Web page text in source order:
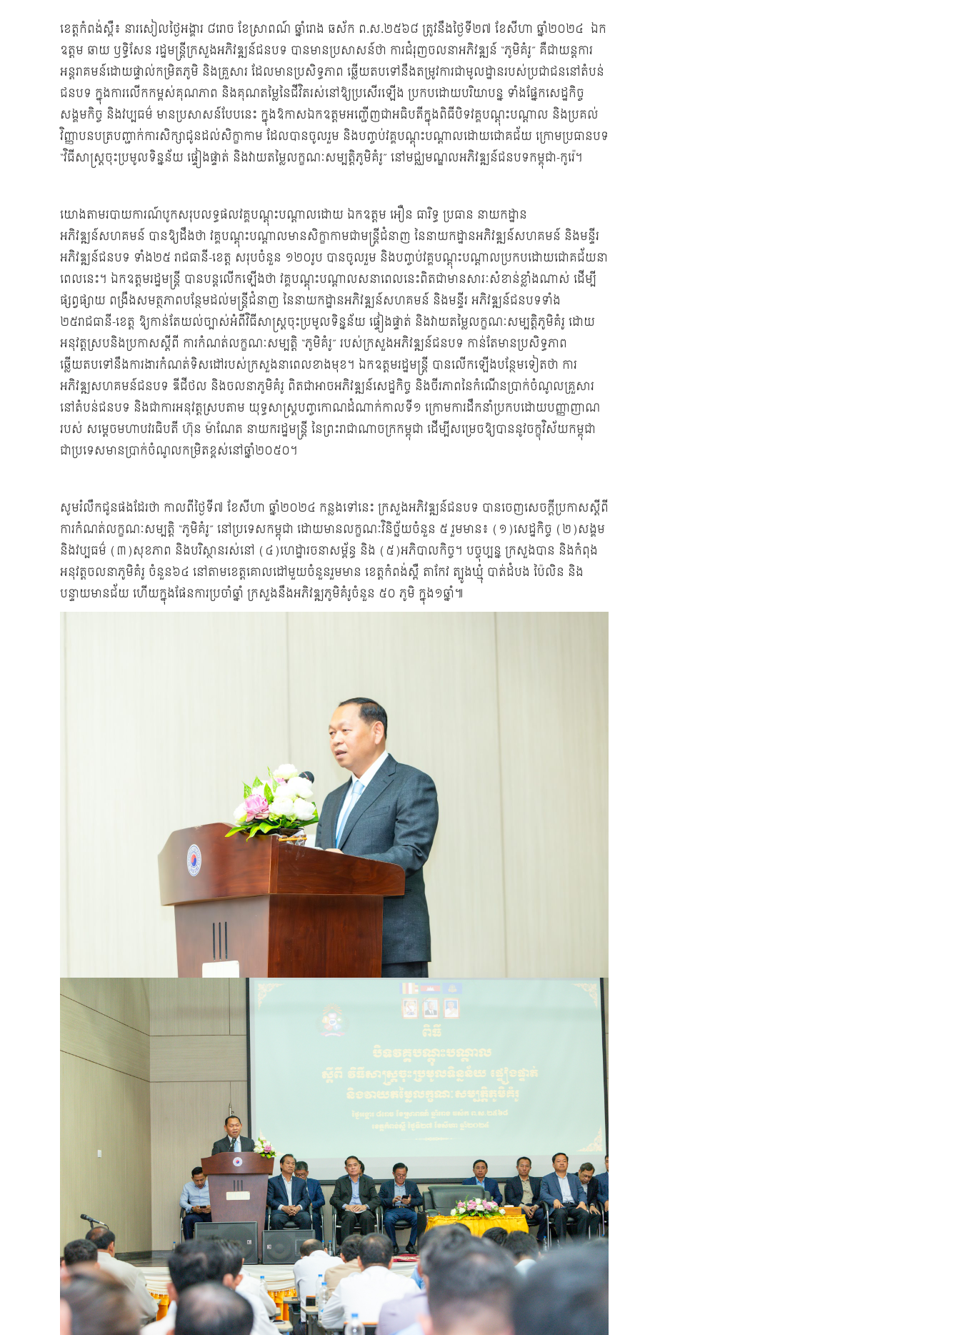
ខេត្តកំពង់ស្ពឺ៖ នារសៀលថ្ងៃអង្គារ ៨រោច ខែស្រាពណ៍ ឆ្នាំរោង ឆស័ក ព.ស.២៥៦៨ ត្រូវនឹងថ្ងៃទី២៧ ខែសីហា ឆ្នាំ២០២៤ ឯក
ឧត្តម ឆាយ ឫទ្ធិសែន រដ្ឋមន្រ្ដីក្រសួងអភិវឌ្ឍន៍ជនបទ បានមានប្រសាសន៍ថា ការជំរុញចលនាអភិវឌ្ឍន៍ “ភូមិគំរូ” គឺជាយន្តការ
អន្តរាគមន៍ដោយផ្ទាល់កម្រិតភូមិ និងគ្រួសារ ដែលមានប្រសិទ្ធភាព ឆ្លើយតបទៅនឹងតម្រូវការជាមូលដ្ឋានរបស់ប្រជាជននៅតំបន់
ជនបទ ក្នុងការលើកកម្ពស់គុណភាព និងគុណតម្លៃនៃជីវិតរស់នៅឱ្យប្រសើរឡើង ប្រកបដោយបរិយាបន្ន ទាំងផ្នែកសេដ្ឋកិច្ច
សង្គមកិច្ច និងវប្បធម៌ មានប្រសាសន៍បែបនេះ ក្នុងឱកាសឯកឧត្តមអញ្ជើញជាអធិបតីក្នុងពិធីបិទវគ្គបណ្ដុះបណ្ដាល និងប្រគល់
វិញ្ញាបនបត្របញ្ជាក់ការសិក្សាជូនដល់សិក្ខាកាម ដែលបានចូលរួម និងបញ្ចប់វគ្គបណ្ដុះបណ្ដាលដោយជោគជ័យ ក្រោមប្រធានបទ
“វិធីសាស្រ្តចុះប្រមូលទិន្នន័យ ផ្ទៀងផ្ទាត់ និងវាយតម្លៃលក្ខណៈសម្បតិ្តភូមិគំរូ” នៅមជ្ឈមណ្ឌលអភិវឌ្ឍន៍ជនបទកម្ពុជា-កូរ៉េ។
យោងតាមរបាយការណ៍បូកសរុបលទ្ធផលវគ្គបណ្ដុះបណ្ដាលដោយ ឯកឧត្ដម អឿន ធារិទ្ធ ប្រធាន នាយកដ្ឋាន
អភិវឌ្ឍន៍សហគមន៍ បានឱ្យដឹងថា វគ្គបណ្ដុះបណ្ដាលមានសិក្ខាកាមជាមន្ដ្រីជំនាញ នៃនាយកដ្ឋានអភិវឌ្ឍន៍សហគមន៍ និងមន្ទីរ
អភិវឌ្ឍន៍ជនបទ ទាំង២៥ រាជធានី-ខេត្ត សរុបចំនួន ១២០រូប បានចូលរួម និងបញ្ចប់វគ្គបណ្ដុះបណ្ដាលប្រកបដោយជោគជ័យនា
ពេលនេះ។ ឯកឧត្តមរដ្ឋមន្រ្ដី បានបន្តលើកឡើងថា វគ្គបណ្តុះបណ្តាលសនាពេលនេះពិតជាមានសារៈសំខាន់ខ្លាំងណាស់ ដើម្បី
ផ្សព្វផ្សាយ ពង្រឹងសមត្ថភាពបន្ថែមដល់មន្ដ្រីជំនាញ នៃនាយកដ្ឋានអភិវឌ្ឍន៍សហគមន៍ និងមន្ទីរ អភិវឌ្ឍន៍ជនបទទាំង
២៥រាជធានី-ខេត្ត ឱ្យកាន់តែយល់ច្បាស់អំពីវិធីសាស្រ្តចុះប្រមូលទិន្នន័យ ផ្ទៀងផ្ទាត់ និងវាយតម្លៃលក្ខណៈសម្បតិ្តភូមិគំរូ ដោយ
អនុវត្តស្របនិងប្រកាសស្តីពី ការកំណត់លក្ខណៈសម្បត្តិ “ភូមិគំរូ” របស់ក្រសួងអភិវឌ្ឍន៍ជនបទ កាន់តែមានប្រសិទ្ធភាព
ឆ្លើយតបទៅនឹងការងារកំណត់ទិសដៅរបស់ក្រសួងនាពេលខាងមុខ។ ឯកឧត្តមរដ្ឋមន្រ្ដី បានលើកឡើងបន្ថែមទៀតថា ការ
អភិវឌ្ឍសហគមន៍ជនបទ ឌីជីថល និងចលនាភូមិគំរូ ពិតជាអាចអភិវឌ្ឍន៍សេដ្ឋកិច្ច និងចីរភាពនៃកំណើនប្រាក់ចំណូលគ្រួសារ
នៅតំបន់ជនបទ និងជាការអនុវត្តស្របតាម យុទ្ធសាស្ដ្របញ្ចកោណដំណាក់កាលទី១ ក្រោមការដឹកនាំប្រកបដោយបញ្ញាញាណ
របស់ សម្ដេចមហាបវរធិបតី ហ៊ុន ម៉ាណែត នាយករដ្ឋមន្ត្រី នៃព្រះរាជាណាចក្រកម្ពុជា ដើម្បីសម្រេចឱ្យបាននូវចក្ខុវិស័យកម្ពុជា
ជាប្រទេសមានប្រាក់ចំណូលកម្រិតខ្ពស់នៅឆ្នាំ២០៥០។
សូមរំលឹកជូនផងដែរថា កាលពីថ្ងៃទី៧ ខែសីហា ឆ្នាំ២០២៤ កន្លងទៅនេះ ក្រសួងអភិវឌ្ឍន៍ជនបទ បានចេញសេចក្ដីប្រកាសស្ដីពី
ការកំណត់លក្ខណៈសម្បត្ដិ “ភូមិគំរូ” នៅប្រទេសកម្ពុជា ដោយមានលក្ខណៈវិនិច្ឆ័យចំនួន ៥ រួមមាន៖ (១)សេដ្ឋកិច្ច (២)សង្គម
និងវប្បធម៌ (៣)សុខភាព និងបរិស្ថានរស់នៅ (៤)ហេដ្ឋារចនាសម្ព័ន្ធ និង (៥)អភិបាលកិច្ច។ បច្ចុប្បន្ន ក្រសួងបាន និងកំពុង
អនុវត្តចលនាភូមិគំរូ ចំនួន៦៤ នៅតាមខេត្តគោលដៅមួយចំនួនរួមមាន ខេត្តកំពង់ស្ពឺ តាកែវ ត្បូងឃ្មុំ បាត់ដំបង ប៉ៃលិន និង
បន្ទាយមានជ័យ ហើយក្នុងផែនការប្រចាំឆ្នាំ ក្រសួងនឹងអភិវឌ្ឍភូមិគំរូចំនួន ៥០ ភូមិ ក្នុង១ឆ្នាំ៕